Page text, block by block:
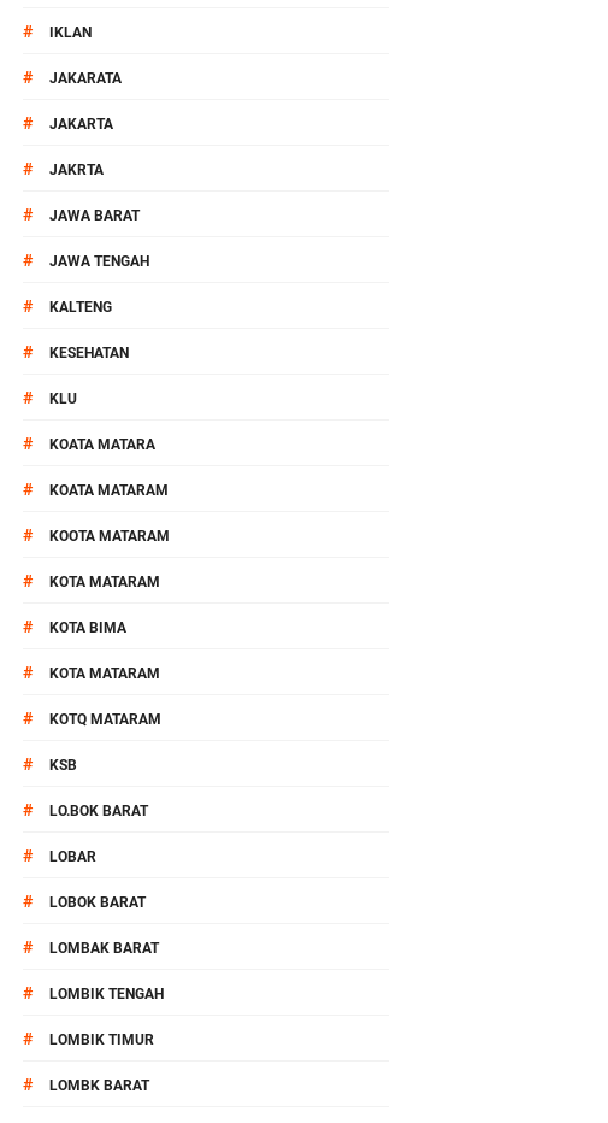
# IKLAN
# JAKARATA
# JAKARTA
# JAKRTA
# JAWA BARAT
# JAWA TENGAH
# KALTENG
# KESEHATAN
# KLU
# KOATA MATARA
# KOATA MATARAM
# KOOTA MATARAM
# KOTA MATARAM
# KOTA BIMA
# KOTA MATARAM
# KOTQ MATARAM
# KSB
# LO.BOK BARAT
# LOBAR
# LOBOK BARAT
# LOMBAK BARAT
# LOMBIK TENGAH
# LOMBIK TIMUR
# LOMBK BARAT